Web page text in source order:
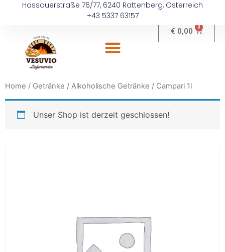
Hassauerstraße 76/77, 6240 Rattenberg, Österreich
+43 5337 63157
€ 0,00 0
Home / Getränke / Alkoholische Getränke / Campari 1l
Unser Shop ist derzeit geschlossen!